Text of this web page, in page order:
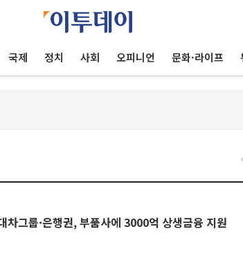
국제 정치 사회 오피니언 문화·라이프
차그룹·은행권, 부품사에 3000억 상생금융 지원